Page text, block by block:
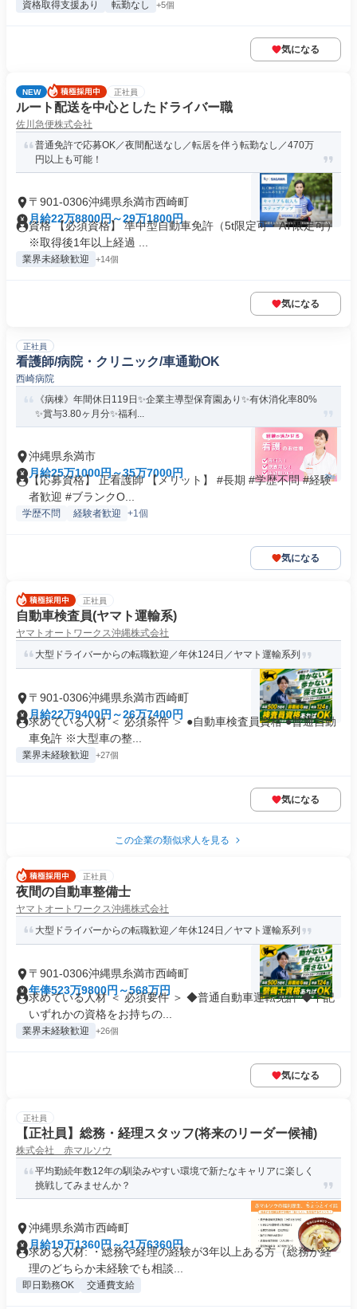
資格取得支援あり 転勤なし +5個
気になる
NEW 正社員
ルート配送を中心としたドライバー職
佐川急便株式会社
普通免許で応募OK／夜間配送なし／転居を伴う転勤なし／470万
円以上も可能！
〒901-0306沖縄県糸満市西崎町
月給22万8800円～29万1800円
資格 【必須資格】 準中型自動車免許（5t限定可・AT限定可）
※取得後1年以上経過 ...
業界未経験歓迎 +14個
気になる
正社員
看護師/病院・クリニック/車通勤OK
西崎病院
《病棟》年間休日119日✨企業主導型保育園あり✨有休消化率80%
✨賞与3.80ヶ月分✨福利...
沖縄県糸満市
月給25万1000円～35万7000円
【応募資格】 正看護師 【メリット】 #長期 #学歴不問 #経験
者歓迎 #ブランクO...
学歴不問 経験者歓迎 +1個
気になる
正社員
自動車検査員(ヤマト運輸系)
ヤマトオートワークス沖縄株式会社
大型ドライバーからの転職歓迎／年休124日／ヤマト運輸系列
〒901-0306沖縄県糸満市西崎町
月給22万9400円～26万7400円
求めている人材 ＜ 必須条件 ＞ ●自動車検査員資格 ●普通自動
車免許 ※大型車の整...
業界未経験歓迎 +27個
気になる
この企業の類似求人を見る
正社員
夜間の自動車整備士
ヤマトオートワークス沖縄株式会社
大型ドライバーからの転職歓迎／年休124日／ヤマト運輸系列
〒901-0306沖縄県糸満市西崎町
年俸523万9800円～568万円
求めている人材 ＜ 必須要件 ＞ ◆普通自動車運転免許 ◆下記
いずれかの資格をお持ちの...
業界未経験歓迎 +26個
気になる
正社員
【正社員】総務・経理スタッフ(将来のリーダー候補)
株式会社 赤マルソウ
平均勤続年数12年の馴染みやすい環境で新たなキャリアに楽しく
挑戦してみませんか？
沖縄県糸満市西崎町
月給19万1360円～21万6360円
求める人材: ・総務や経理の経験が3年以上ある方（総務か経
理のどちらか未経験でも相談...
即日勤務OK 交通費支給